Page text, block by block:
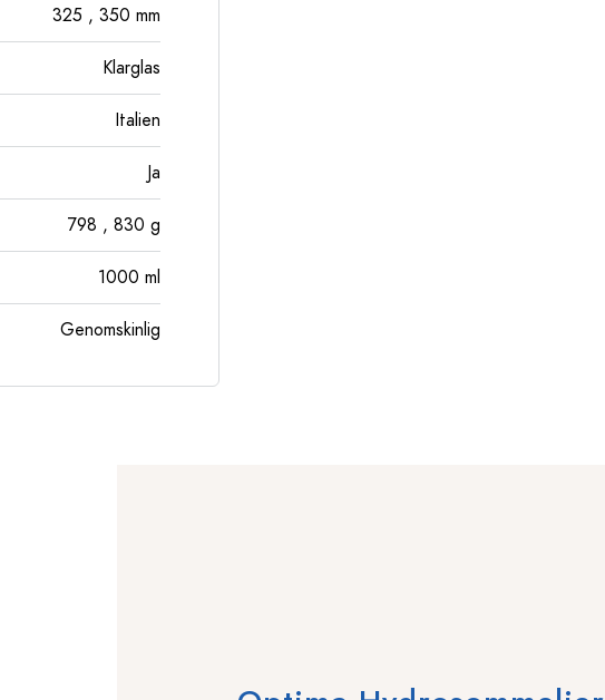
325 , 350 mm
Klarglas
Italien
Ja
798 , 830 g
1000 ml
Genomskinlig